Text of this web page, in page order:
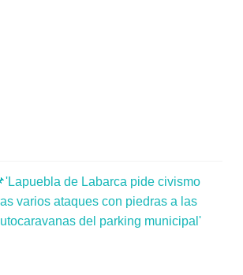
de Labarca pide civismo
varios ataques con piedras a las
del parking municipal'